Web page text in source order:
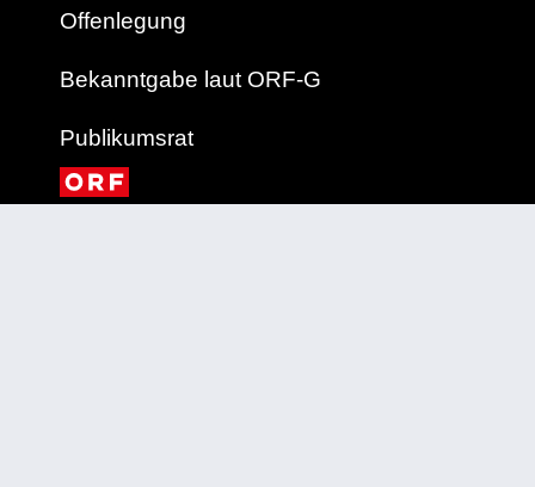
Offenlegung
Bekanntgabe laut ORF-G
Publikumsrat